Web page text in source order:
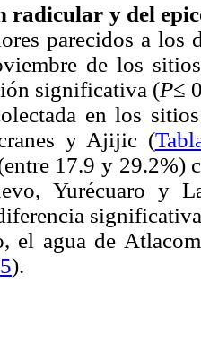
radicular y del
parecidos a los
de los
significativa (P≤
en los
y Ajijic (
17.9 y 29.2%)
Yurécuaro y
el agua de
).